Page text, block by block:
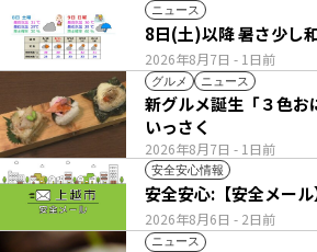
ニュース
2026年8月7日 - 1日前
8日(土)以降
グルメ ニュース
2026年8月7日 - 1日前
新グルメ誕生「３色
いっさく
安全安心情報
2026年8月6日 - 2日前
安全安心:【安全メー
ニュース